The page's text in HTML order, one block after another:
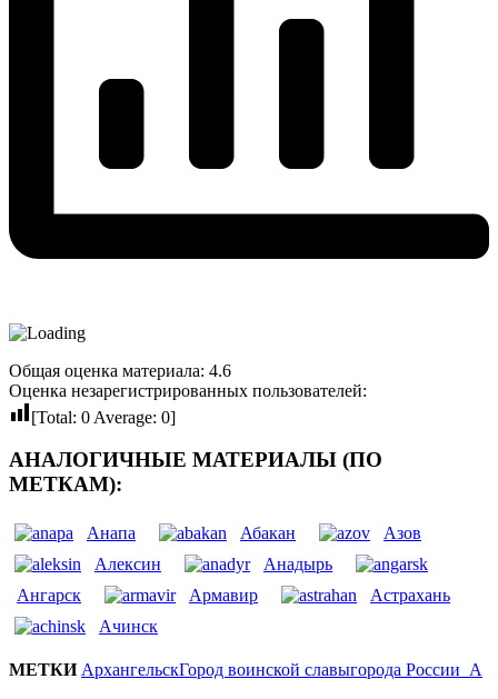
Общая оценка материала: 4.6
Оценка незарегистрированных пользователей:
[Total: 0 Average: 0]
АНАЛОГИЧНЫЕ МАТЕРИАЛЫ (ПО
МЕТКАМ):
Анапа Абакан
Азов
Алексин
Анадырь
Ангарск
Армавир
Астрахань
Ачинск
МЕТКИ АрхангельскГород воинской славыгорода России_А